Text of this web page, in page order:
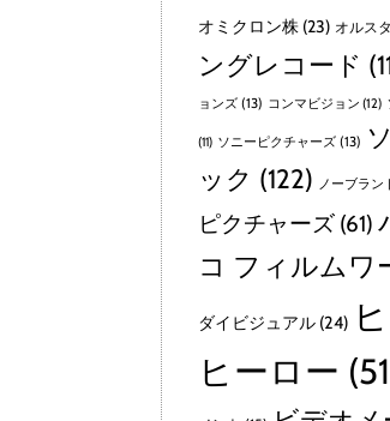
オミクロン株 (23) オルス
ングレコード
ョンズ (13) コンマビジョン (12)
(11) ソニーピクチャーズ (13)
ック (122) ノーブラン
ピクチャーズ (61)
コ フィルムワ
ダイビジュアル (24)
ヒーロー